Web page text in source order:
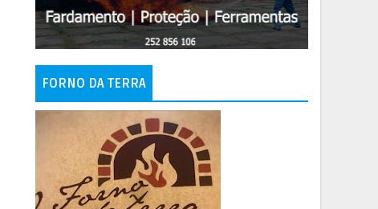
FORNO DA TERRA